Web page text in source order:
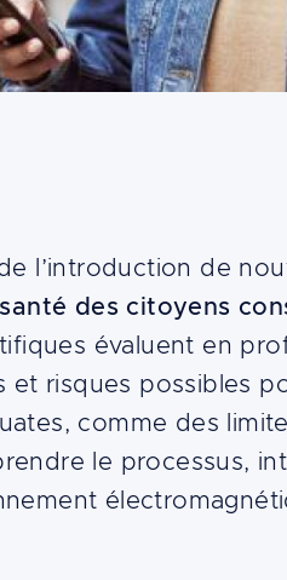
l’introduction de
des citoyens
évaluent en
et risques possibles
comme des
le processus,